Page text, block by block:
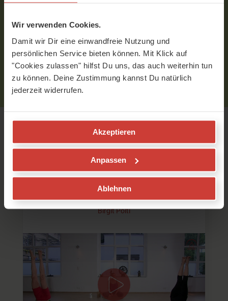
Wir verwenden Cookies.
Damit wir Dir eine einwandfreie Nutzung und
persönlichen Service bieten können. Mit Klick auf
"Cookies zulassen" hilfst Du uns, das auch weiterhin tun
zu können. Deine Zustimmung kannst Du natürlich
jederzeit widerrufen.
Akzeptieren
Anpassen
Ablehnen
Um Kommentare schreiben zu können, musst Du
eingeloggt sein.
BitteloggeDich zuerst ein bzw.registriereDich.
Empfohlene Videos
Anusara Live Klasse
Thema Erdung
Birgit Pöltl
Anusara Live Klasse für mehr Erdung
Dieses Anusara Yoga inspirierte Video ist eine Live-Klasse
bei mir aus dem Studio und richtet sich eher an
fortgeschrittene Yogis und Yoginis. Das Thema ist…